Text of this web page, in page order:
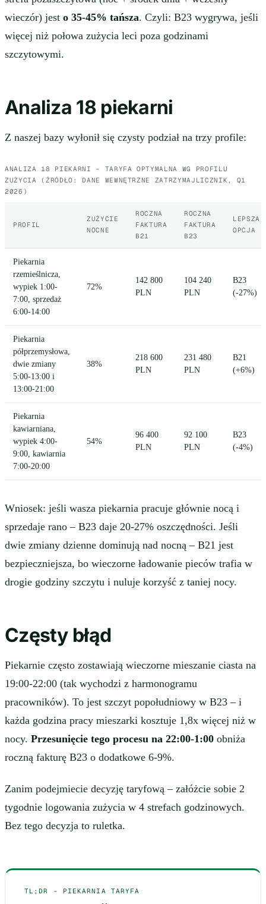
wieczór) jest o 35-45% tańsza. Czyli: B23 wygrywa, jeśli
więcej niż połowa zużycia leci poza godzinami
szczytowymi.
Analiza 18 piekarni
Z naszej bazy wyłonił się czysty podział na trzy profile:
ANALIZA 18 PIEKARNI – TARYFA OPTYMALNA WG PROFILU
ZUŻYCIA (ŹRÓDŁO: DANE WEWNĘTRZNE ZATRZYMAJLICZNIK, Q1
2026)
PROFIL
ZUŻYCIE
NOCNE
ROCZNA
FAKTURA
B21
ROCZNA
FAKTURA
B23
LEPSZA
OPCJA
Piekarnia
rzemieślnicza,
wypiek 1:00-
7:00, sprzedaż
6:00-14:00
72%
142 800
PLN
104 240
PLN
B23
(-27%)
Piekarnia
półprzemysłowa,
dwie zmiany
5:00-13:00 i
13:00-21:00
38%
218 600
PLN
231 480
PLN
B21
(+6%)
Piekarnia
kawiarniana,
wypiek 4:00-
9:00, kawiarnia
7:00-20:00
54%
96 400
PLN
92 100
PLN
B23
(-4%)
Wniosek: jeśli wasza piekarnia pracuje głównie nocą i
sprzedaje rano – B23 daje 20-27% oszczędności. Jeśli
dwie zmiany dzienne dominują nad nocną – B21 jest
bezpieczniejsza, bo wieczorne ładowanie pieców trafia w
drogie godziny szczytu i nuluje korzyść z taniej nocy.
Częsty błąd
Piekarnie często zostawiają wieczorne mieszanie ciasta na
19:00-22:00 (tak wychodzi z harmonogramu
pracowników). To jest szczyt popołudniowy w B23 – i
każda godzina pracy mieszarki kosztuje 1,8x więcej niż w
nocy. Przesunięcie tego procesu na 22:00-1:00 obniża
roczną fakturę B23 o dodatkowe 6-9%.
Zanim podejmiecie decyzję taryfową – załóżcie sobie 2
tygodnie logowania zużycia w 4 strefach godzinowych.
Bez tego decyzja to ruletka.
TL;DR - PIEKARNIA TARYFA